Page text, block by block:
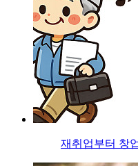
재취업부터 창